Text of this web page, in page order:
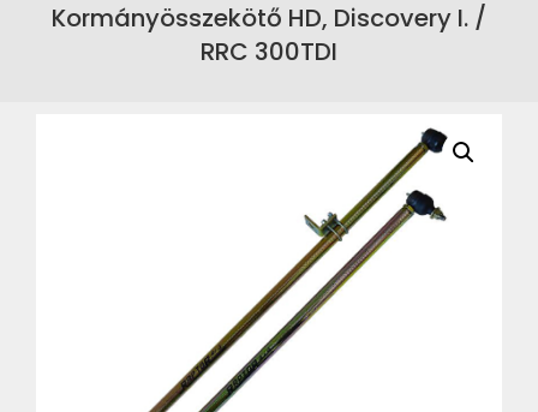
Kormányösszekötő HD, Discovery I. /
RRC 300TDI